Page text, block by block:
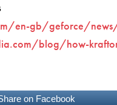
en-gb/geforce/news/
blog/how-
on Facebook